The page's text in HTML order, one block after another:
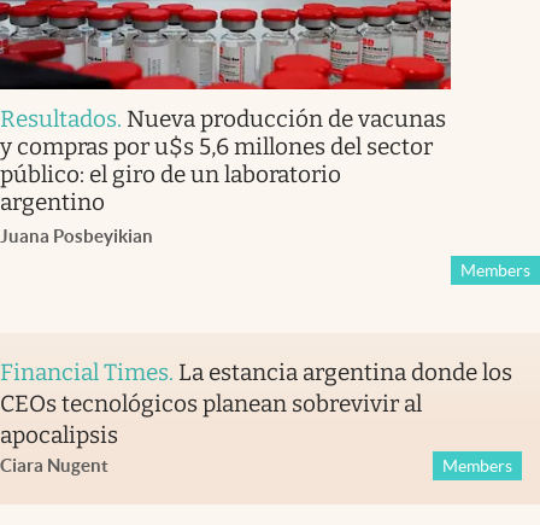
Resultados. Nueva producción de vacunas
y compras por u$s 5,6 millones del sector
público: el giro de un laboratorio
argentino
Juana Posbeyikian
Members
Financial Times. La estancia argentina donde los
CEOs tecnológicos planean sobrevivir al
apocalipsis
Ciara Nugent Members